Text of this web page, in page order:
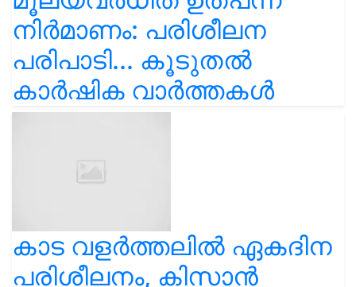
നിർമാണം: പരിശീലന
പരിപാടി... കൂടുതൽ
കാർഷിക വാർത്തകൾ
കാട വളര്‍ത്തലിൽ ഏകദിന
പരിശീലനം, കിസാൻ